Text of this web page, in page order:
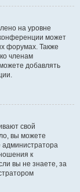
на уровне
может
форумах. Также
членам
добавлять
свой
вы можете
администратора
к
вы не знаете, за